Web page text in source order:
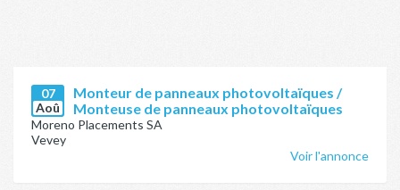
07
Aoû
Monteur de panneaux photovoltaïques /
Monteuse de panneaux photovoltaïques
Moreno Placements SA
Vevey
Voir l'annonce